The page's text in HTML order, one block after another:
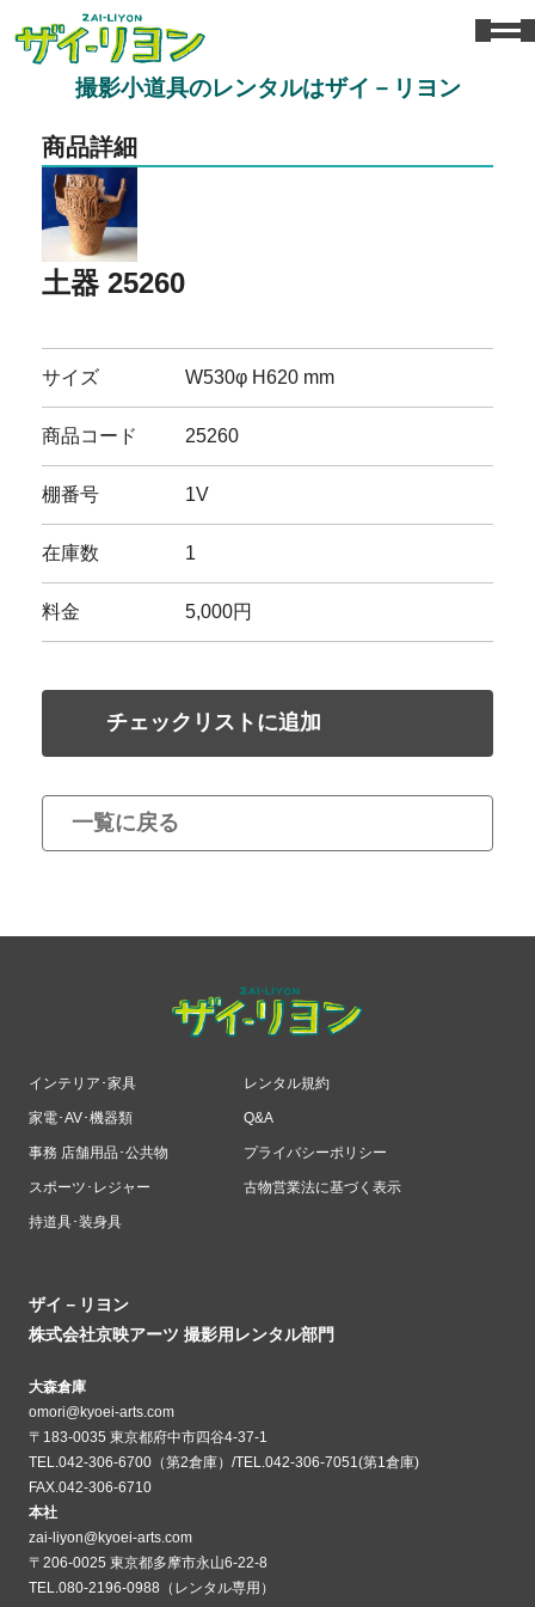
撮影小道具のレンタルはザイ－リヨン
商品詳細
土器 25260
サイズ W530φ H620 mm
商品コード 25260
棚番号 1V
在庫数 1
料金 5,000円
チェックリストに追加
一覧に戻る
インテリア･家具
家電･AV･機器類
事務 店舗用品･公共物
スポーツ･レジャー
持道具･装身具
レンタル規約
Q&A
プライバシーポリシー
古物営業法に基づく表示
ザイ－リヨン
株式会社京映アーツ 撮影用レンタル部門
大森倉庫
omori@kyoei-arts.com
〒183-0035 東京都府中市四谷4-37-1
TEL.042-306-6700（第2倉庫）/TEL.042-306-7051(第1倉庫)
FAX.042-306-6710
本社
zai-liyon@kyoei-arts.com
〒206-0025 東京都多摩市永山6-22-8
TEL.080-2196-0988（レンタル専用）